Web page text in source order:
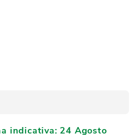
indicativa: 24 Agosto